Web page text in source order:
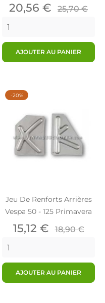
Prix
20,56 € Prix
25,70 €
AJOUTER AU PANIER
Jeu De Renforts Arrières
Vespa 50 - 125 Primavera
Prix
15,12 € Prix
18,90 €
AJOUTER AU PANIER
-20%